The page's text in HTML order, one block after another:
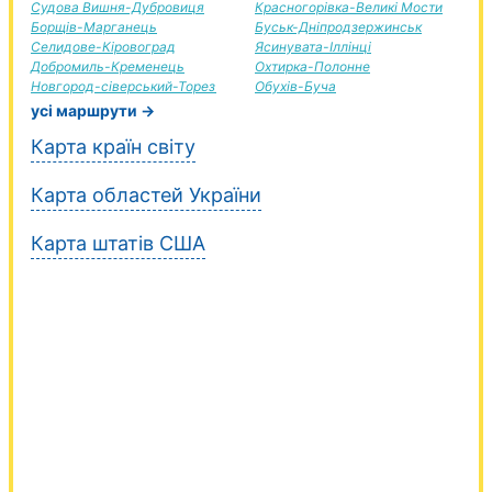
Судова Вишня-Дубровиця
Борщів-Марганець
Селидове-Кіровоград
Добромиль-Кременець
Новгород-сіверський-Торез
Красногорівка-Великі Мости
Буськ-Дніпродзержинськ
Ясинувата-Іллінці
Охтирка-Полонне
Обухів-Буча
усі маршрути →
Карта країн світу
Карта областей України
Карта штатів США